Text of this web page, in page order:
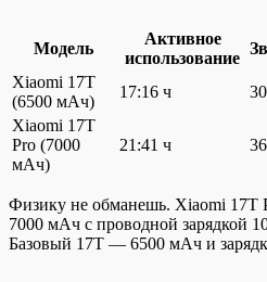
Модель
Активное
использование
Xiaomi 17T
(6500 мАч)
17:16 ч
Xiaomi 17T
Pro (7000
мАч)
21:41 ч
Физику не обманешь. Xiaomi 17T
7000 мАч с проводной зарядкой
Базовый 17T — 6500 мАч и